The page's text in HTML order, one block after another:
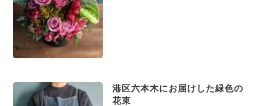
港区六本木にお届けした緑色の
花束